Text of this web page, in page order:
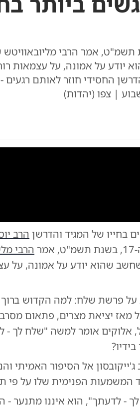
הולדתו ה-17, בשנת תשמ"ט, אמר הרבי
יודע על אמונה, על עצמאות
החסידי חוזר לאותם רגעים
| צפו (יהדות)
הרב ג'ייקובסון | בחייו של המגיד והדרשן הרב
הרבי
שהוא יודע על אמונה, על
פרשת שלח: למה הקדוש ברוך
מאז יציאת מצרים, פתאום
אלוקים אומר למשה "שלח לך -
אל הסיפור האמיתי
המשמעות הפנימית שלו על פי
לדעתך", הוא איננו מתנער -